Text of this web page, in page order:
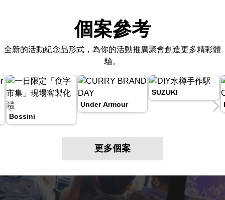
個案參考
全新的活動紀念品形式，為你的活動推廣聚會創造更多精彩體
驗。
Bossini
Under Armour
SUZUKI
更多個案